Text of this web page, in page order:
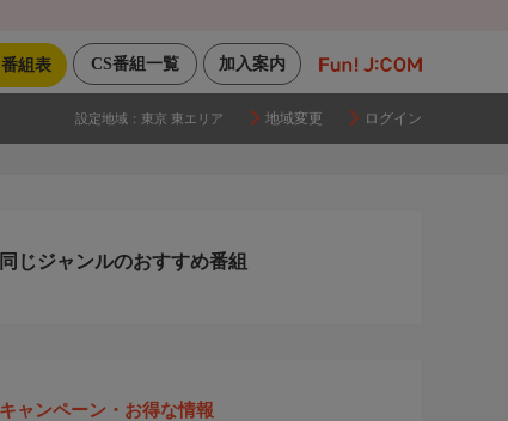
加入案内
CS番組一覧
番組表
設定地域： 東京 東エリア 地域変更 ログイン
同じジャンルのおすすめ番組
キャンペーン・お得な情報